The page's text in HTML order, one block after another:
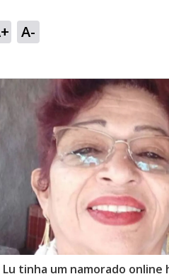
A-
Lu tinha um namorado online